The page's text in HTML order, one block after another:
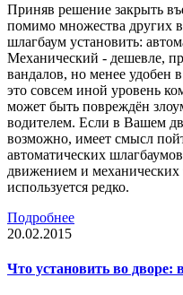
Приняв решение закрыть
помимо множества других
шлагбаум установить:
Механический - дешевле,
вандалов, но менее удобен
это совсем иной уровень
может быть повреждён
водителем. Если в Вашем
возможно, имеет смысл
автоматических
движением и механических
используется редко.
Подробнее
20.02.2015
Что установить во дворе: